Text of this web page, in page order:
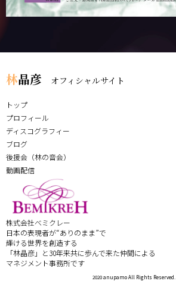
林晶彦 オフィシャルサイト
トップ
プロフィール
ディスコグラフィー
ブログ
後援会（林の音会）
動画配信
株式会社べミクレー
日本の表現者が“ありのまま”で
輝ける世界を創造する
「林晶彦」と30年来共に歩んで来た仲間による
マネジメント事務所です
2020 anupamo All Rights Reserved.